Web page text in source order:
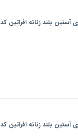
آستین بلند زنانه افراتین کد 9535 رنگ مشکی
آستین بلند زنانه افراتین کد 9535 رنگ مشکی